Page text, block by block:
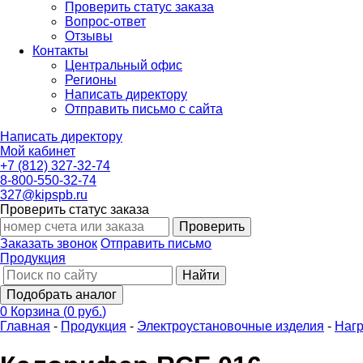
Проверить статус заказа
Вопрос-ответ
Отзывы
Контакты
Центральный офис
Регионы
Написать директору
Отправить письмо с сайта
Написать директору
Мой кабинет
+7 (812) 327-32-74
8-800-550-32-74
327@kipspb.ru
Проверить статус заказа
Проверить
Заказать звонок Отправить письмо
Продукция
Найти
Подобрать аналог
0 Корзина (0 руб.)
Главная - Продукция - Электроустановочные изделия -